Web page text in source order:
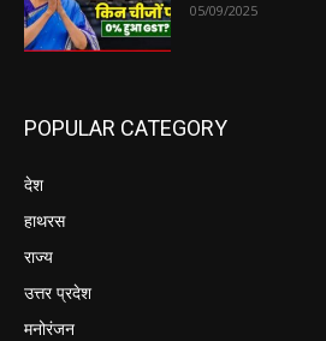
05/09/2025
POPULAR CATEGORY
देश
हाथरस
राज्य
उत्तर प्रदेश
मनोरंजन